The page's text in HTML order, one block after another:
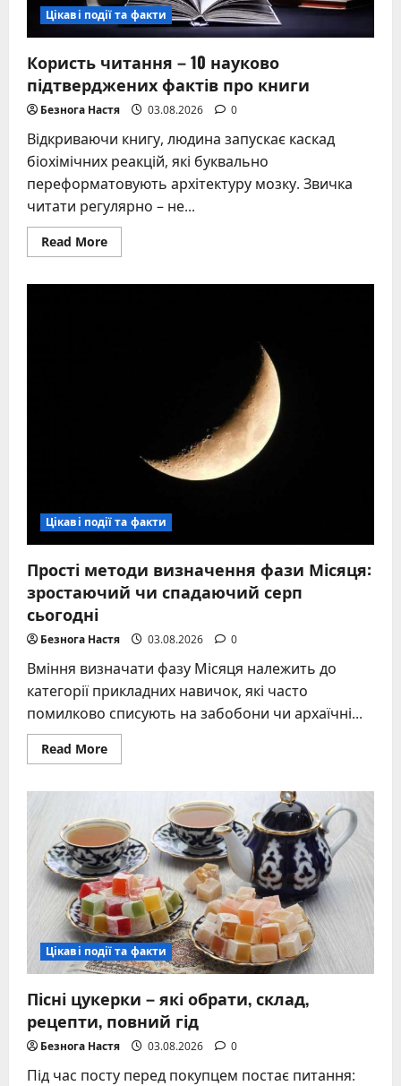
Цікаві події та факти
Користь читання – 10 науково
підтверджених фактів про книги
Безнога Настя 03.08.2026 0
Відкриваючи книгу, людина запускає каскад
біохімічних реакцій, які буквально
переформатовують архітектуру мозку. Звичка
читати регулярно – не...
Read MoreRead
more
Цікаві події та факти
Прості методи визначення фази Місяця:
зростаючий чи спадаючий серп
сьогодні
Безнога Настя 03.08.2026 0
Вміння визначати фазу Місяця належить до
категорії прикладних навичок, які часто
помилково списують на забобони чи архаїчні...
Read MoreRead
more
визначення
фази
Місяця:
зростаючий
чи
спадаючий
серп
сьогодні
Цікаві події та факти
Пісні цукерки – які обрати, склад,
рецепти, повний гід
Безнога Настя 03.08.2026 0
Під час посту перед покупцем постає питання: